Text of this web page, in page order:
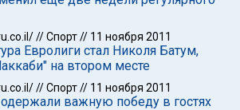
//Спорт// 11 ноября 2011
Евролиги стал Николя Батум,
на втором месте
//Спорт// 11 ноября 2011
важную победу в гостях